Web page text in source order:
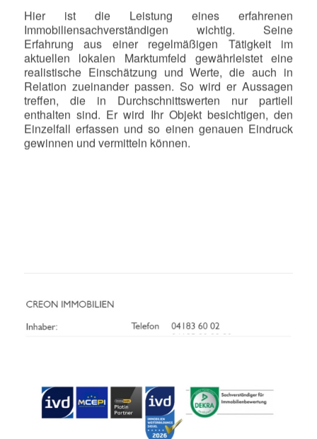
Hier ist die Leistung eines erfahrenen
Immobiliensachverständigen wichtig. Seine
Erfahrung aus einer regelmäßigen Tätigkeit im
aktuellen lokalen Marktumfeld gewährleistet eine
realistische Einschätzung und Werte, die auch in
Relation zueinander passen. So wird er Aussagen
treffen, die in Durchschnittswerten nur partiell
enthalten sind. Er wird Ihr Objekt besichtigen, den
Einzelfall erfassen und so einen genauen Eindruck
gewinnen und vermitteln können.